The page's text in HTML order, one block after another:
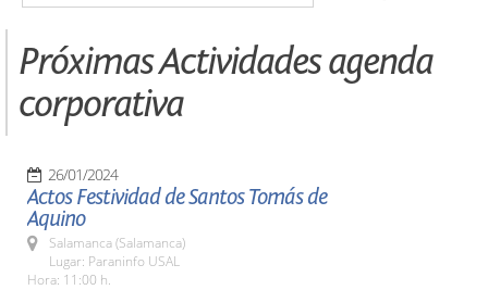
Próximas Actividades agenda
corporativa
26/01/2024
Actos Festividad de Santos Tomás de
Aquino
Salamanca (Salamanca)
Lugar: Paraninfo USAL
Hora: 11:00 h.